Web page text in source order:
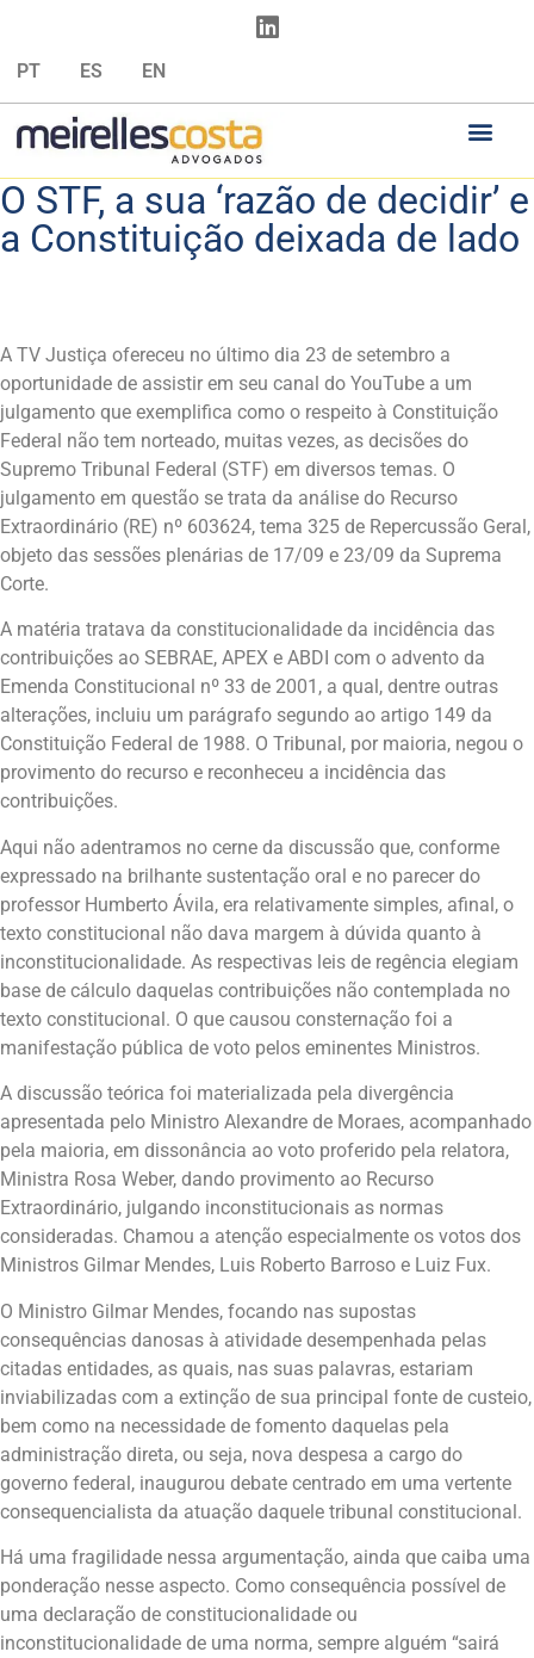
PT ES EN
O STF, a sua ‘razão de decidir’ e
a Constituição deixada de lado
A TV Justiça ofereceu no último dia 23 de setembro a
oportunidade de assistir em seu canal do YouTube a um
julgamento que exemplifica como o respeito à Constituição
Federal não tem norteado, muitas vezes, as decisões do
Supremo Tribunal Federal (STF) em diversos temas. O
julgamento em questão se trata da análise do Recurso
Extraordinário (RE) nº 603624, tema 325 de Repercussão Geral,
objeto das sessões plenárias de 17/09 e 23/09 da Suprema
Corte.
A matéria tratava da constitucionalidade da incidência das
contribuições ao SEBRAE, APEX e ABDI com o advento da
Emenda Constitucional nº 33 de 2001, a qual, dentre outras
alterações, incluiu um parágrafo segundo ao artigo 149 da
Constituição Federal de 1988. O Tribunal, por maioria, negou o
provimento do recurso e reconheceu a incidência das
contribuições.
Aqui não adentramos no cerne da discussão que, conforme
expressado na brilhante sustentação oral e no parecer do
professor Humberto Ávila, era relativamente simples, afinal, o
texto constitucional não dava margem à dúvida quanto à
inconstitucionalidade. As respectivas leis de regência elegiam
base de cálculo daquelas contribuições não contemplada no
texto constitucional. O que causou consternação foi a
manifestação pública de voto pelos eminentes Ministros.
A discussão teórica foi materializada pela divergência
apresentada pelo Ministro Alexandre de Moraes, acompanhado
pela maioria, em dissonância ao voto proferido pela relatora,
Ministra Rosa Weber, dando provimento ao Recurso
Extraordinário, julgando inconstitucionais as normas
consideradas. Chamou a atenção especialmente os votos dos
Ministros Gilmar Mendes, Luis Roberto Barroso e Luiz Fux.
O Ministro Gilmar Mendes, focando nas supostas
consequências danosas à atividade desempenhada pelas
citadas entidades, as quais, nas suas palavras, estariam
inviabilizadas com a extinção de sua principal fonte de custeio,
bem como na necessidade de fomento daquelas pela
administração direta, ou seja, nova despesa a cargo do
governo federal, inaugurou debate centrado em uma vertente
consequencialista da atuação daquele tribunal constitucional.
Há uma fragilidade nessa argumentação, ainda que caiba uma
ponderação nesse aspecto. Como consequência possível de
uma declaração de constitucionalidade ou
inconstitucionalidade de uma norma, sempre alguém “sairá